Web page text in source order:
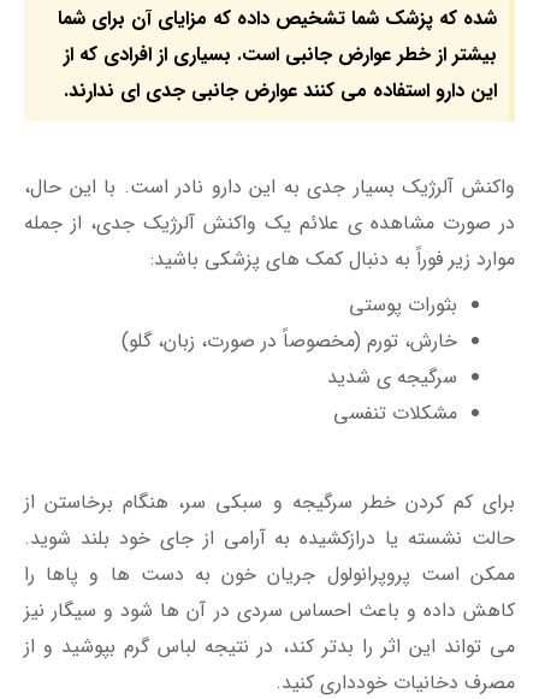
شده که پزشک شما تشخیص داده که مزایای آن برای شما
بیشتر از خطر عوارض جانبی است. بسیاری از افرادی که از
این دارو استفاده می کنند عوارض جانبی جدی ای ندارند.
واکنش آلرژیک بسیار جدی به این دارو نادر است. با این حال،
در صورت مشاهده ی علائم یک واکنش آلرژیک جدی، از جمله
موارد زیر فوراً به دنبال کمک های پزشکی باشید:
بثورات پوستی
خارش، تورم (مخصوصاً در صورت، زبان، گلو)
سرگیجه ی شدید
مشکلات تنفسی
برای کم کردن خطر سرگیجه و سبکی سر، هنگام برخاستن از
حالت نشسته یا درازکشیده به آرامی از جای خود بلند شوید.
ممکن است پروپرانولول جریان خون به دست ها و پاها را
کاهش داده و باعث احساس سردی در آن ها شود و سیگار نیز
می تواند این اثر را بدتر کند، در نتیجه لباس گرم بپوشید و از
مصرف دخانیات خودداری کنید.